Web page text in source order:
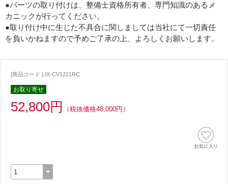
●パーツの取り付けは、整備士資格所有者、専門知識のあるメ
カニックが行ってください。
●取り付け中に生じた不具合に関しましては当社にて一切責任
を負いかねますので予めご了承の上、よろしくお願いします。
[商品コード ] IX-CV1221RC
お取り寄せ
52,800円 （税抜価格48,000円）